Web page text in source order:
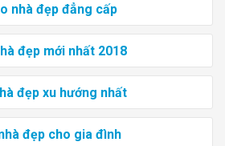
nhà đẹp đẳng cấp
đẹp mới nhất 2018
đẹp xu hướng nhất
đẹp cho gia đình